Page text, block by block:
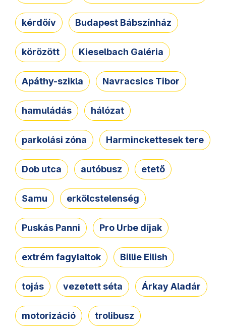
kérdőív Budapest Bábszínház
körözött Kieselbach Galéria
Apáthy-szikla Navracsics Tibor
hamuládás hálózat
parkolási zóna Harminckettesek tere
Dob utca autóbusz etető
Samu erkölcstelenség
Puskás Panni Pro Urbe díjak
extrém fagylaltok Billie Eilish
tojás vezetett séta Árkay Aladár
motorizáció trolibusz